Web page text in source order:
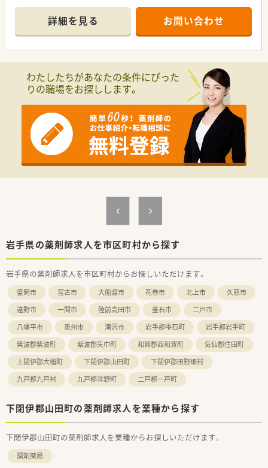
い環境です。
患者さんへの安心・満足を追求されており、最新システムを導入
を進めており、調剤時間の短縮化と安心安全の投薬を図れるよう
な取り組みをしています。
店舗所属の薬剤師は4名～5名ほどの人員体制で運営しており、
フォロー体制が整っているため、きちんと休める環境です。
明るい色味の外観の店舗。内装も清潔感と親しみやすさに配慮
した作りです。
駅から徒歩圏内にあり、車通勤も可能であるため、通勤には困ら
ない立地です♪
＼新卒の薬剤師さんも歓迎です／
経験浅い方もお気軽にご相談ください！経験豊富な先輩社員の方
詳細を見る お問い合わせ
わたしたちがあなたの条件にぴった
りの職場をお探しします。
岩手県の薬剤師求人を市区町村から探す
岩手県の薬剤師求人を市区町村からお探しいただけます。
盛岡市 宮古市 大船渡市 花巻市 北上市
久慈市
遠野市
一関市 陸前高田市 釜石市
二戸市
八幡平市
奥州市 滝沢市 岩手郡雫石町
岩手郡岩手町
紫波郡紫波町
紫波郡矢巾町 和賀郡西和賀町
気仙郡住田町
上閉伊郡大槌町
下閉伊郡山田町
下閉伊郡田野畑村
九戸郡九戸村
九戸郡洋野町 二戸郡一戸町
下閉伊郡山田町の薬剤師求人を業種から探す
下閉伊郡山田町の薬剤師求人を業種からお探しいただけます。
調剤薬局